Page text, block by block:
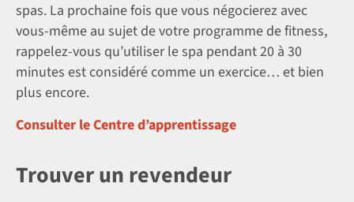
spas. La prochaine fois que vous négocierez avec
vous-même au sujet de votre programme de fitness,
rappelez-vous qu’utiliser le spa pendant 20 à 30
minutes est considéré comme un exercice… et bien
plus encore.
Consulter le Centre d’apprentissage
Trouver un revendeur